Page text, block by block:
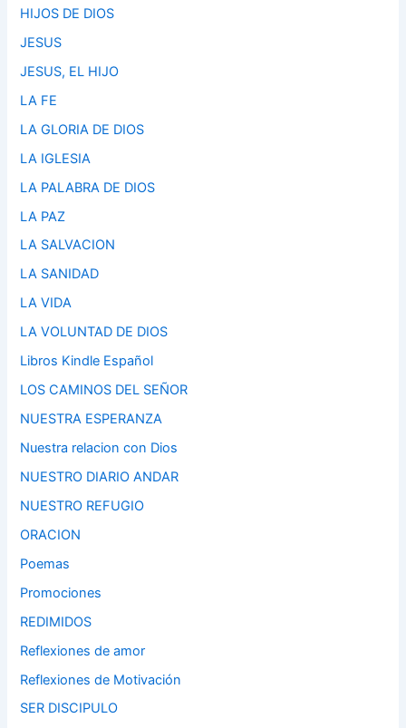
HIJOS DE DIOS
JESUS
JESUS, EL HIJO
LA FE
LA GLORIA DE DIOS
LA IGLESIA
LA PALABRA DE DIOS
LA PAZ
LA SALVACION
LA SANIDAD
LA VIDA
LA VOLUNTAD DE DIOS
Libros Kindle Español
LOS CAMINOS DEL SEÑOR
NUESTRA ESPERANZA
Nuestra relacion con Dios
NUESTRO DIARIO ANDAR
NUESTRO REFUGIO
ORACION
Poemas
Promociones
REDIMIDOS
Reflexiones de amor
Reflexiones de Motivación
SER DISCIPULO